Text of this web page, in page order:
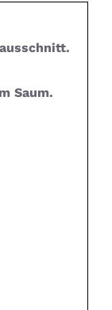
Saum.